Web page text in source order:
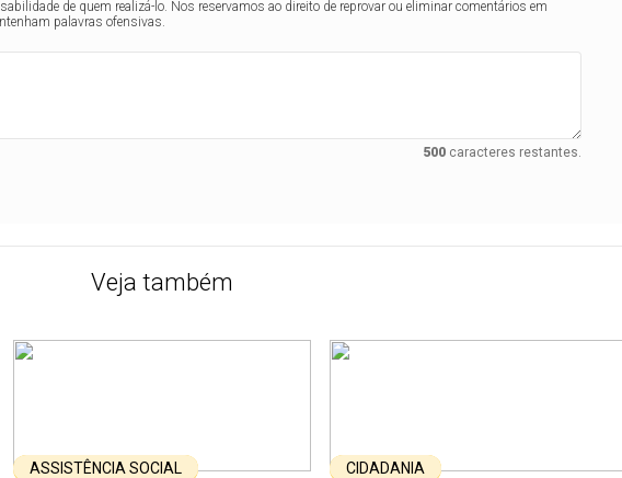
de quem realizá-lo. Nos reservamos ao direito de reprovar ou eliminar comentários em
palavras ofensivas.
500caracteres restantes.
Veja também
ASSISTÊNCIA SOCIAL CIDADANIA